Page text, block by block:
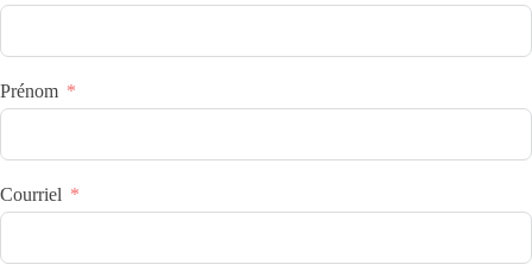
Prénom
Courriel